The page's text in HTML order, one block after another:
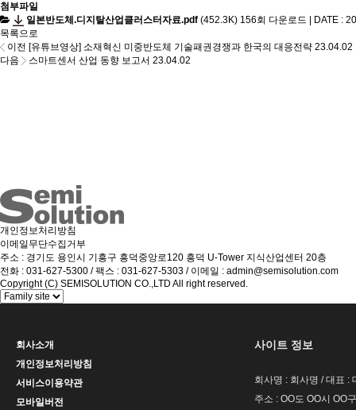
첨부파일
일본반도체.디지탈산업클러스터자료.pdf (452.3K) 156회 다운로드 | DATE :
목록으로
이전 [유튜브영상] 소재혁신 미중반도체 기술패권경쟁과 한국의 대응전략 23.04.02
다음
스마트센서 산업 동향 보고서 23.04.02
개인정보처리방침
이메일무단수집거부
주소 : 경기도 용인시 기흥구 흥덕중앙로120 흥덕 U-Tower 지식산업센터 20층
전화 : 031-627-5300 / 팩스 : 031-627-5303 / 이메일 : admin@semisolution.com
Copyright (C) SEMISOLUTION CO.,LTD All right reserved.
회사소개
개인정보처리방침
서비스이용약관
모바일버전
사이트 정보
회사명 : 회사명 / 대표 :
주소 : OO도 OO시 OO